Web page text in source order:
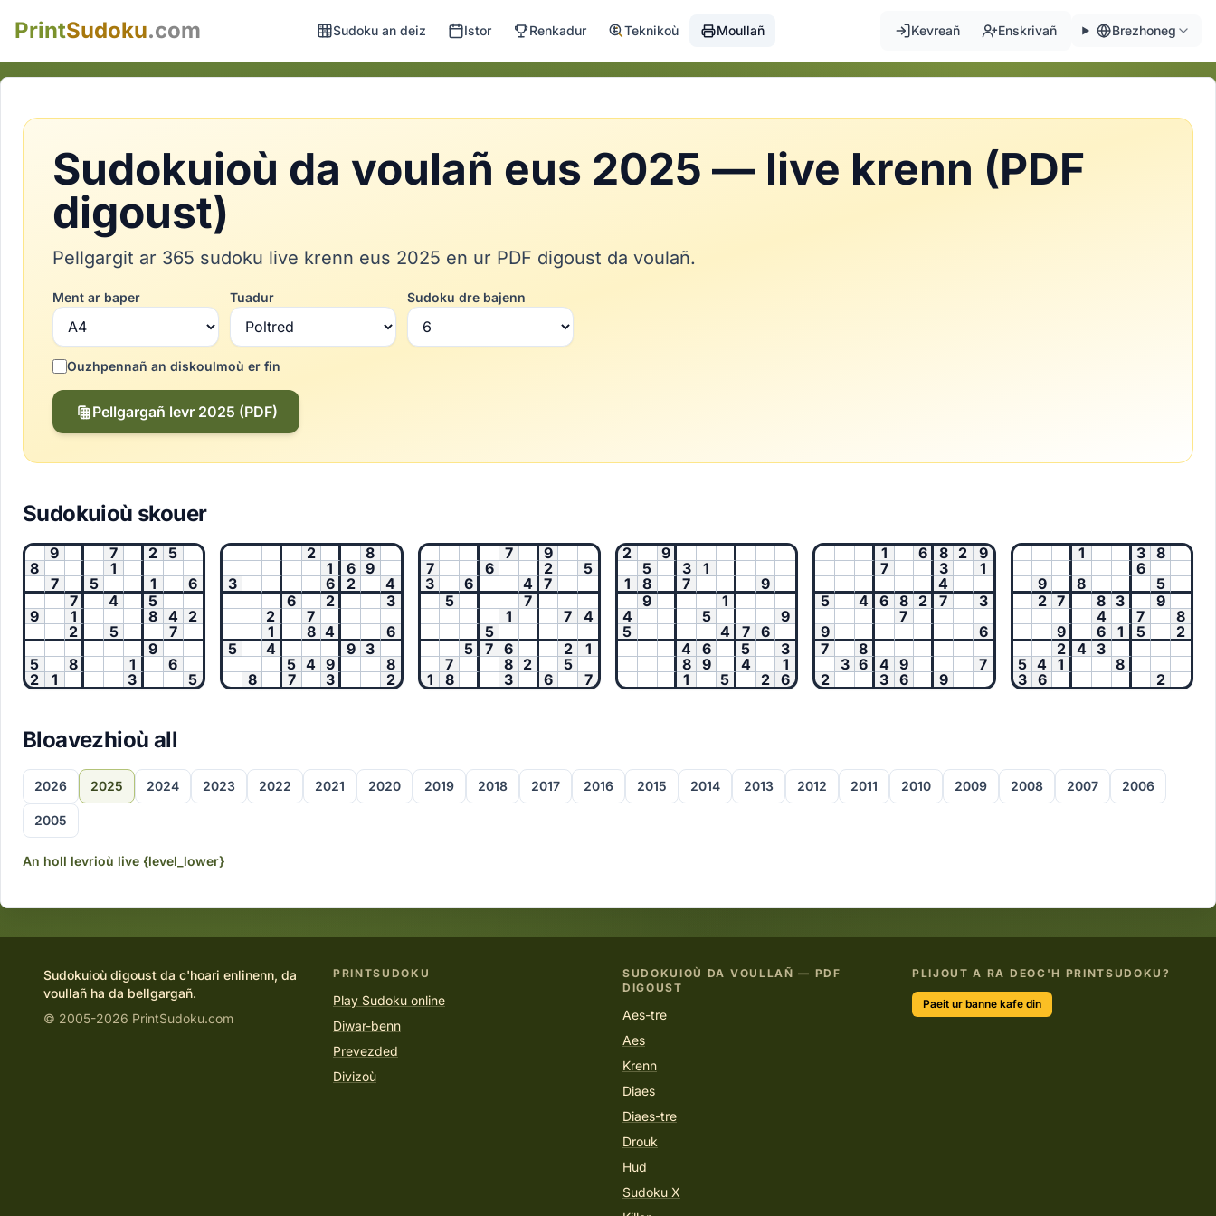
PrintSudoku.com Sudoku an deiz Istor Renkadur Teknikoù Moullañ Kevreañ Enskrivañ Brezhoneg
Sudokuioù da voulañ eus 2025 — live krenn (PDF
digoust)
Pellgargit ar 365 sudoku live krenn eus 2025 en ur PDF digoust da voulañ.
Ment ar baper Tuadur Sudoku dre bajenn
Ouzhpennañ an diskoulmoù er fin
Pellgargañ levr 2025 (PDF)
Sudokuioù skouer
9 7 2
5
8
1
7
5 1
6
7
4
5
9
1 8 4
2
2
5
7
9
5
8 1
6
2
1 3 5
2
8
1
6 9
3
6 2
4
6
2
3
2
7
1
8 4
6
5
4 9
3
5 4 9
8
8
7 3 2
7
9
7
6 2
5
3
6 4
7
5
7
1
7
4
5
5
7 6 2
1
7
8 2
5
1
8 3 6 7
2
9
5
3
1
1
8 7
9
9
1
4
5
9
5
4 7
6
4 6 5
3
8
9 4
1
1
5 2 6
1 6 8 2
9
7
3
1
4
5
4 6 8 2 7
3
7
9
6
7
8
3 6 4 9
7
2
3 6 9
1 3
8
6
9
8
5
2 7 8 3
9
4
7
8
9
6 1 5
2
2
4
3
5 4 1
8
3 6 2
Bloavezhioù all
2026 2025 2024 2023 2022 2021 2020 2019 2018 2017 2016 2015 2014 2013 2012 2011 2010 2009 2008 2007 2006
2005
An holl levrioù live {level_lower}
Sudokuioù digoust da c'hoari enlinenn, da
voullañ ha da bellgargañ.
© 2005-2026 PrintSudoku.com
PRINTSUDOKU
Play Sudoku online
Diwar-benn
Prevezded
Divizoù
SUDOKUIOÙ DA VOULLAÑ — PDF
DIGOUST
Aes-tre
Aes
Krenn
Diaes
Diaes-tre
Drouk
Hud
Sudoku X
PLIJOUT A RA DEOC'H PRINTSUDOKU?
Paeit ur banne kafe din